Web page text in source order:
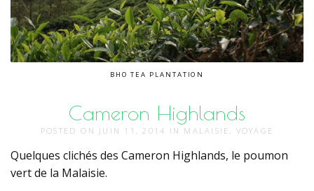
BHO TEA PLANTATION
Cameron Highlands
POSTED ON JUIN 11, 2014 IN MALAISIE VOYAGE
Quelques clichés des Cameron Highlands, le poumon
vert de la Malaisie.